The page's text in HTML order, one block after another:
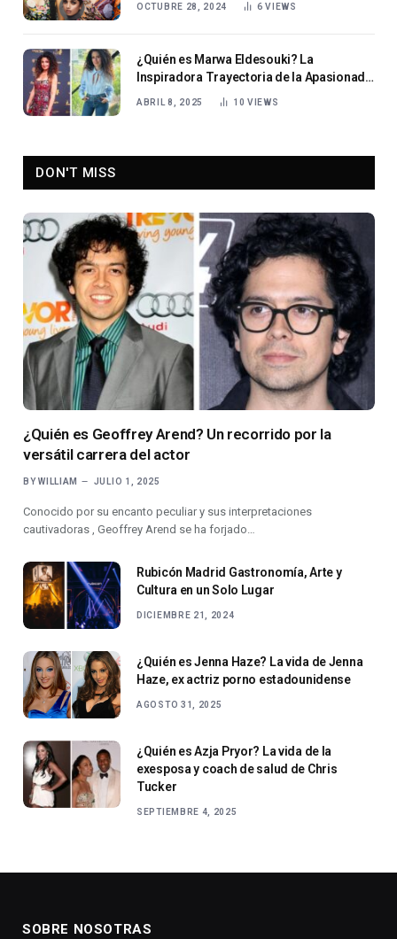
OCTUBRE 28, 2024 6VIEWS
¿Quién es Marwa Eldesouki? La
Inspiradora Trayectoria de la Apasionada
ABRIL 8, 2025 10 VIEWS
DON'T MISS
¿Quién es Geoffrey Arend? Un recorrido por la
versátil carrera del actor
BY WILLIAM JULIO 1, 2025
Conocido por su encanto peculiar y sus interpretaciones
cautivadoras , Geoffrey Arend se ha forjado…
Rubicón Madrid Gastronomía, Arte y
Cultura en un Solo Lugar
DICIEMBRE 21, 2024
¿Quién es Jenna Haze? La vida de Jenna
Haze, ex actriz porno estadounidense
AGOSTO 31, 2025
¿Quién es Azja Pryor? La vida de la
exesposa y coach de salud de Chris
Tucker
SEPTIEMBRE 4, 2025
SOBRE NOSOTRAS